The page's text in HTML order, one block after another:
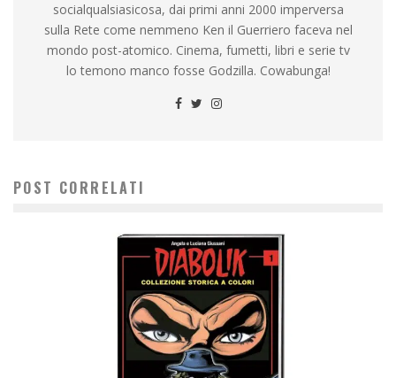
socialqualsiasicosa, dai primi anni 2000 imperversa
sulla Rete come nemmeno Ken il Guerriero faceva nel
mondo post-atomico. Cinema, fumetti, libri e serie tv
lo temono manco fosse Godzilla. Cowabunga!
POST CORRELATI